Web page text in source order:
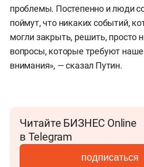
проблемы. Постепенно и люди
поймут, что никаких событий,
могли закрыть, решить, просто
вопросы, которые требуют
внимания», — сказал Путин.
Читайте БИЗНЕС Online
в Telegram
подписаться